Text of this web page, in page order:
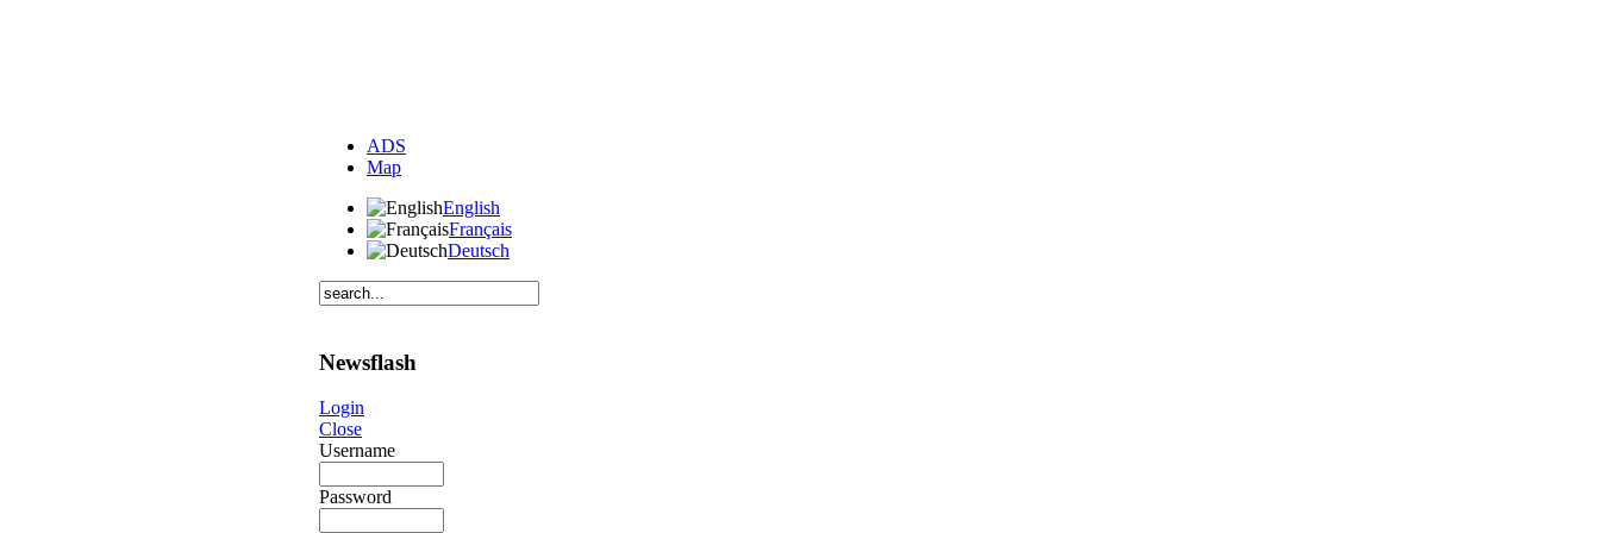
ADS
Map
English
Français
Deutsch
Newsflash
Login
Close
Username
Password